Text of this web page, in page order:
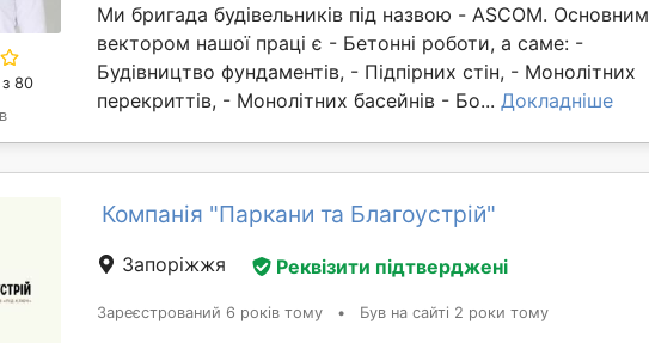
80
Ми бригада будівельників під назвою - ASCOM. Основним
вектором нашої праці є - Бетонні роботи, а саме: -
Будівництво фундаментів, - Підпірних стін, - Монолітних
перекриттів, - Монолітних басейнів - Бо... Докладніше
Компанія "Паркани та Благоустрій"
Запоріжжя Реквізити підтверджені
Зареєстрований 6 років тому • Був на сайті 2 роки тому